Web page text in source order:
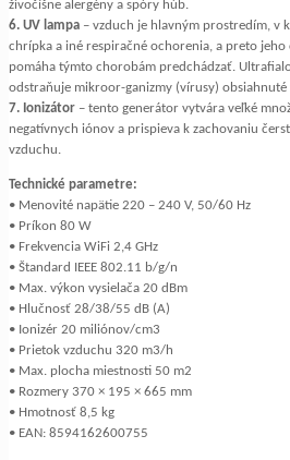
živočíšne alergény a spóry húb.
6. UV lampa – vzduch je hlavným prostredím, v
chrípka a iné respiračné ochorenia, a preto jeho
pomáha týmto chorobám predchádzať.
odstraňuje mikroor-ganizmy (vírusy) obsiahnuté
7. Ionizátor – tento generátor vytvára veľké
negatívnych iónov a prispieva k zachovaniu
vzduchu.
Technické parametre:
• Menovité napätie 220 – 240 V, 50/60 Hz
• Príkon 80 W
• Frekvencia WiFi 2,4 GHz
• Štandard IEEE 802.11 b/g/n
• Max. výkon vysielača 20 dBm
• Hlučnosť 28/38/55 dB (A)
• Ionizér 20 miliónov/cm3
• Prietok vzduchu 320 m3/h
• Max. plocha miestnosti 50 m2
• Rozmery 370 × 195 × 665 mm
• Hmotnosť 8,5 kg
• EAN: 8594162600755